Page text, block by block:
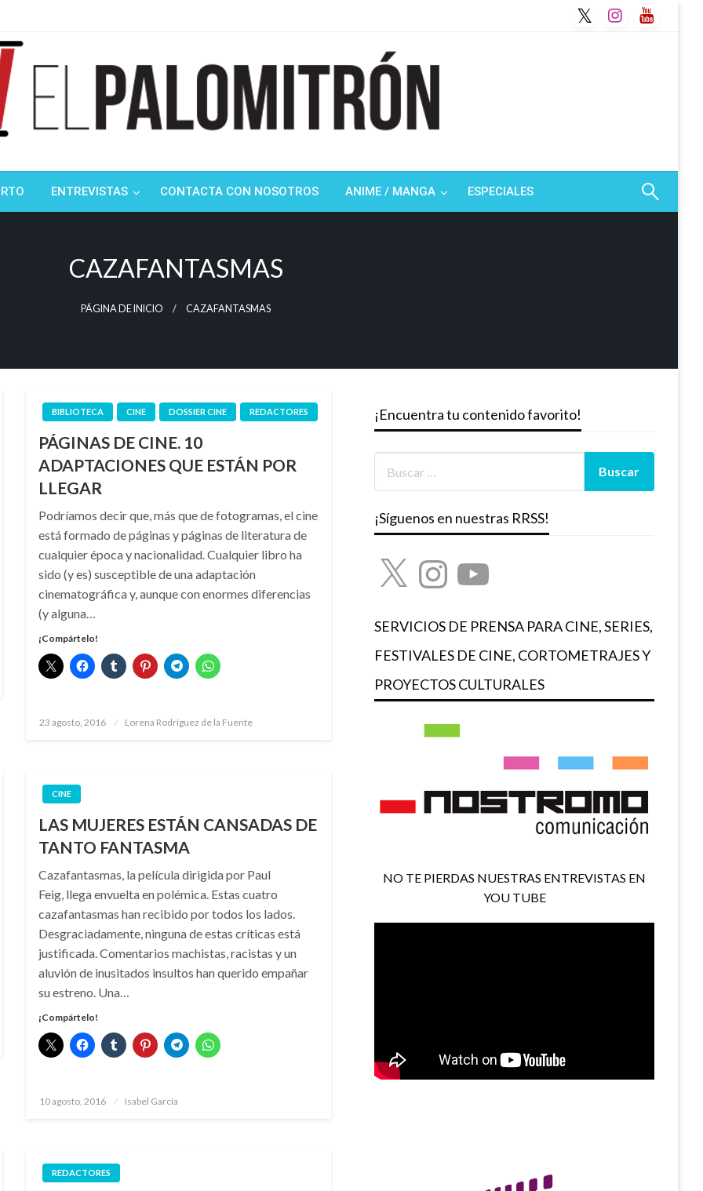
ENTREVISTAS CONTACTA CON NOSOTROS ANIME / MANGA ESPECIALES
CAZAFANTASMAS
PÁGINA DE INICIO CAZAFANTASMAS
BIBLIOTECA CINE DOSSIER CINE REDACTORES
PÁGINAS DE CINE. 10
ADAPTACIONES QUE ESTÁN POR
LLEGAR
Podríamos decir que, más que de fotogramas, el cine
está formado de páginas y páginas de literatura de
cualquier época y nacionalidad. Cualquier libro ha
sido (y es) susceptible de una adaptación
cinematográfica y, aunque con enormes diferencias
(y alguna…
¡Compártelo!
Publicado
23 agosto, 2016 Lorena Rodríguez de la Fuente
CINE
LAS MUJERES ESTÁN CANSADAS DE
TANTO FANTASMA
Cazafantasmas, la película dirigida por Paul
Feig, llega envuelta en polémica. Estas cuatro
cazafantasmas han recibido por todos los lados.
Desgraciadamente, ninguna de estas críticas está
justificada. Comentarios machistas, racistas y un
aluvión de inusitados insultos han querido empañar
su estreno. Una…
¡Compártelo!
Publicado
10 agosto, 2016 Isabel García
REDACTORES
¡Encuentra tu contenido favorito!
¡Síguenos en nuestras RRSS!
X InstagramYouTube
SERVICIOS DE PRENSA PARA CINE, SERIES,
FESTIVALES DE CINE, CORTOMETRAJES Y
PROYECTOS CULTURALES
NO TE PIERDAS NUESTRAS ENTREVISTAS EN
YOU TUBE